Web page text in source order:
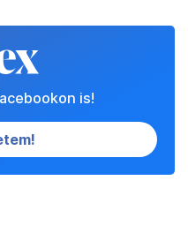
is!